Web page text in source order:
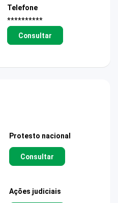
Telefone
**********
Consultar
Protesto nacional
Consultar
Ações judiciais